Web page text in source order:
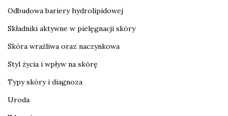
Odbudowa bariery hydrolipidowej
Składniki aktywne w pielęgnacji skóry
Skóra wrażliwa oraz naczynkowa
Styl życia i wpływ na skórę
Typy skóry i diagnoza
Uroda